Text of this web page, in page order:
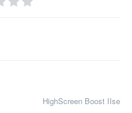
HighScreen Boost IIse